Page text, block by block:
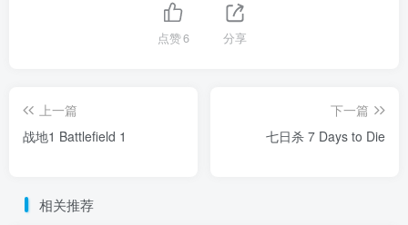
点赞6 分享
上一篇
战地1 Battlefield 1
下一篇
七日杀 7 Days to Die
相关推荐